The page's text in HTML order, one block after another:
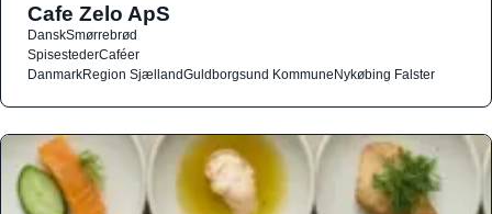
Cafe Zelo ApS
DanskSmørrebrød
SpisestederCaféer
DanmarkRegion SjællandGuldborgsund KommuneNykøbing Falster